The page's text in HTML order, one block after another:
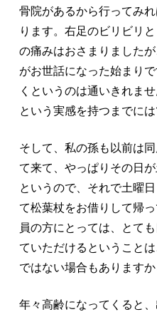
骨院があるから行ってみ
ります。右足のビリビリ
の痛みはおさまりました
がお世話になった始まり
くというのは通いきれま
という実感を持つまでに
そして、私の孫も以前は
て来て、やっぱりその日
というので、それで土曜
て松葉杖をお借りして帰
員の方にとっては、とて
ていただけるということ
ではない場合もあります
年々高齢になってくると